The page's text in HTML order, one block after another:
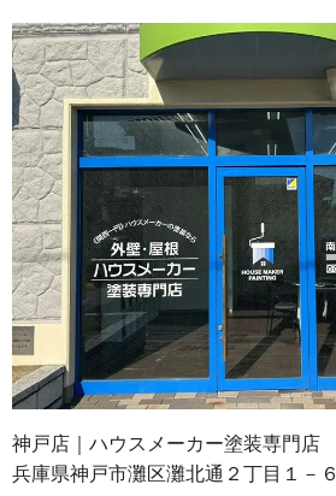
神戸店｜ハウスメーカー塗装専門店
兵庫県神戸市灘区灘北通２丁目１－６